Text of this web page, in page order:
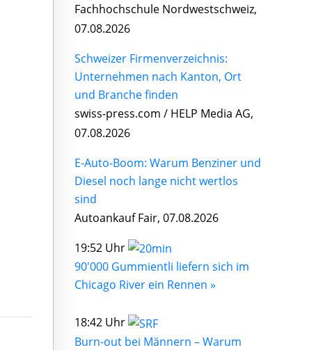
Fachhochschule Nordwestschweiz,
07.08.2026
Schweizer Firmenverzeichnis:
Unternehmen nach Kanton, Ort
und Branche finden
swiss-press.com / HELP Media AG,
07.08.2026
E-Auto-Boom: Warum Benziner und
Diesel noch lange nicht wertlos
sind
Autoankauf Fair, 07.08.2026
19:52 Uhr
90'000 Gummientli liefern sich im
Chicago River ein Rennen »
18:42 Uhr
Burn-out bei Männern – Warum